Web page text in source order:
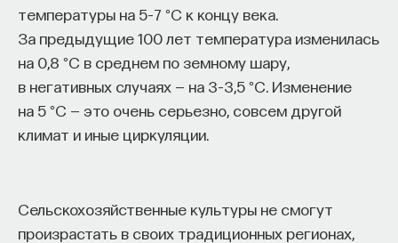
температуры на 5–7 °C к концу века.
За предыдущие 100 лет температура изменилась
на 0,8 °C в среднем по земному шару,
в негативных случаях — на 3–3,5 °C. Изменение
на 5 °C — это очень серьезно, совсем другой
климат и иные циркуляции.
Сельскохозяйственные культуры не смогут
произрастать в своих традиционных регионах,